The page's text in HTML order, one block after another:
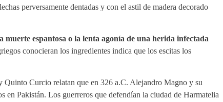
perversamente dentadas y con el astil de madera decorado
muerte espantosa o la lenta agonía de una herida infectada
conocieran los ingredientes indica que los escitas los
Curcio relatan que en 326 a.C. Alejandro Magno y su
en Pakistán. Los guerreros que defendían la ciudad de Harmatelia